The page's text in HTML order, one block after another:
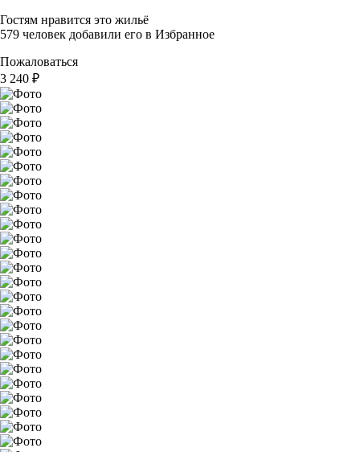
Гостям нравится это жильё
579 человек добавили его в Избранное
Пожаловаться
3 240 ₽